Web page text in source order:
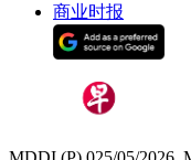
商业时报